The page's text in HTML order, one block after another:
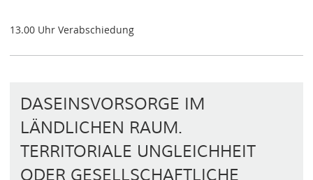
13.00 Uhr Verabschiedung
DASEINSVORSORGE IM
LÄNDLICHEN RAUM.
TERRITORIALE UNGLEICHHEIT
ODER GESELLSCHAFTLICHE